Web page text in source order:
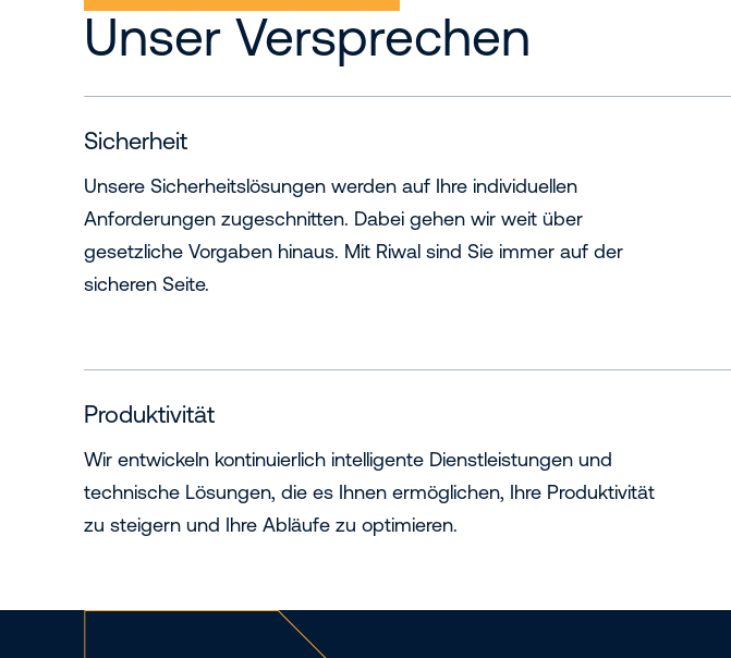
Unser Versprechen
Sicherheit
Unsere Sicherheitslösungen werden auf Ihre individuellen
Anforderungen zugeschnitten. Dabei gehen wir weit über
gesetzliche Vorgaben hinaus. Mit Riwal sind Sie immer auf der
sicheren Seite.
Produktivität
Wir entwickeln kontinuierlich intelligente Dienstleistungen und
technische Lösungen, die es Ihnen ermöglichen, Ihre Produktivität
zu steigern und Ihre Abläufe zu optimieren.